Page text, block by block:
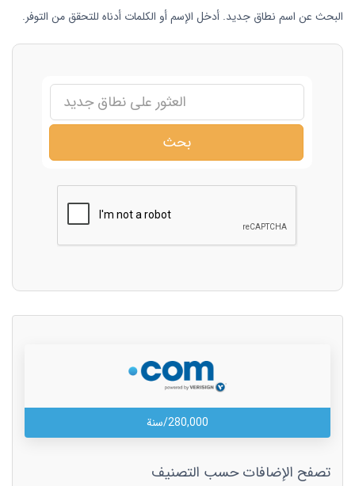
البحث عن اسم نطاق جديد. أدخل الإسم أو الكلمات أدناه للتحقق من التوفر.
بحث
280,000/سنة
تصفح الإضافات حسب التصنيف